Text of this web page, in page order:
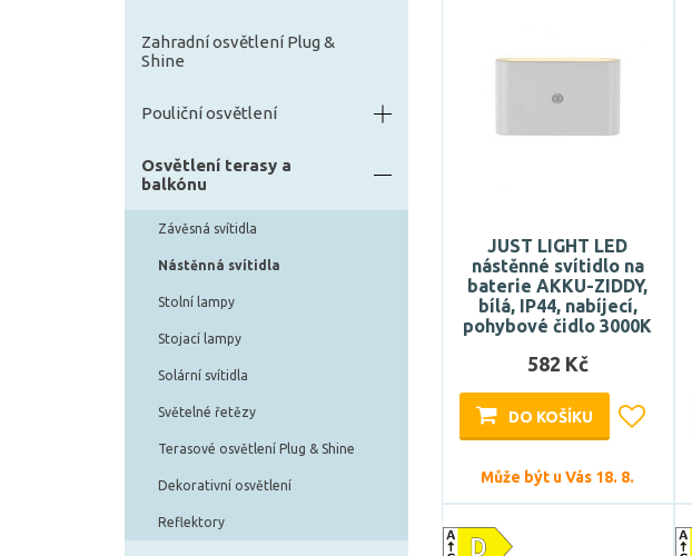
Zahradní osvětlení Plug &
Shine
Pouliční osvětlení
Osvětlení terasy a
balkónu
Závěsná svítidla
Nástěnná svítidla
Stolní lampy
Stojací lampy
Solární svítidla
Světelné řetězy
Terasové osvětlení Plug & Shine
Dekorativní osvětlení
Reflektory
JUST LIGHT LED
nástěnné svítidlo na
baterie AKKU-ZIDDY,
bílá, IP44, nabíjecí,
pohybové čidlo 3000K
582 Kč
DO KOŠÍKU
Může být u Vás 18. 8.